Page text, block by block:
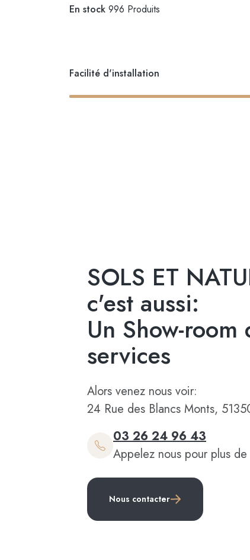
En stock 996 Produits
Facilité d'installation
SOLS ET
c'est aussi:
Un Show-
services
Alors venez nous voir:
24 Rue des Blancs Monts,
03 26 24 96 43
Appelez nous pour plus
Nous contacter